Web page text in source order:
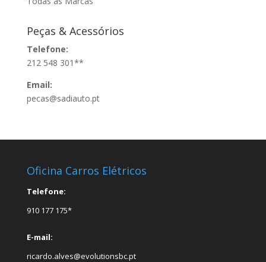
Peças & Acessórios
Telefone:
212 548 301**
Email:
pecas@sadiauto.pt
Oficina Carros Elétricos
Telefone:
910 177 175*
E-mail:
ricardo.alves@evolutionsbc.pt